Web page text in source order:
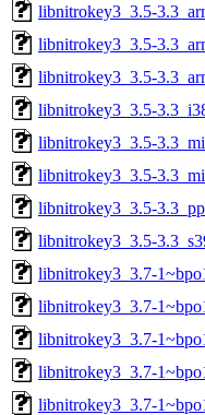
libnitrokey3_3.5-
libnitrokey3_3.5-
libnitrokey3_3.5-
libnitrokey3_3.5-
libnitrokey3_3.5-
libnitrokey3_3.5-
libnitrokey3_3.5-
libnitrokey3_3.5-
libnitrokey3_3.7-
libnitrokey3_3.7-
libnitrokey3_3.7-
libnitrokey3_3.7-
libnitrokey3_3.7-